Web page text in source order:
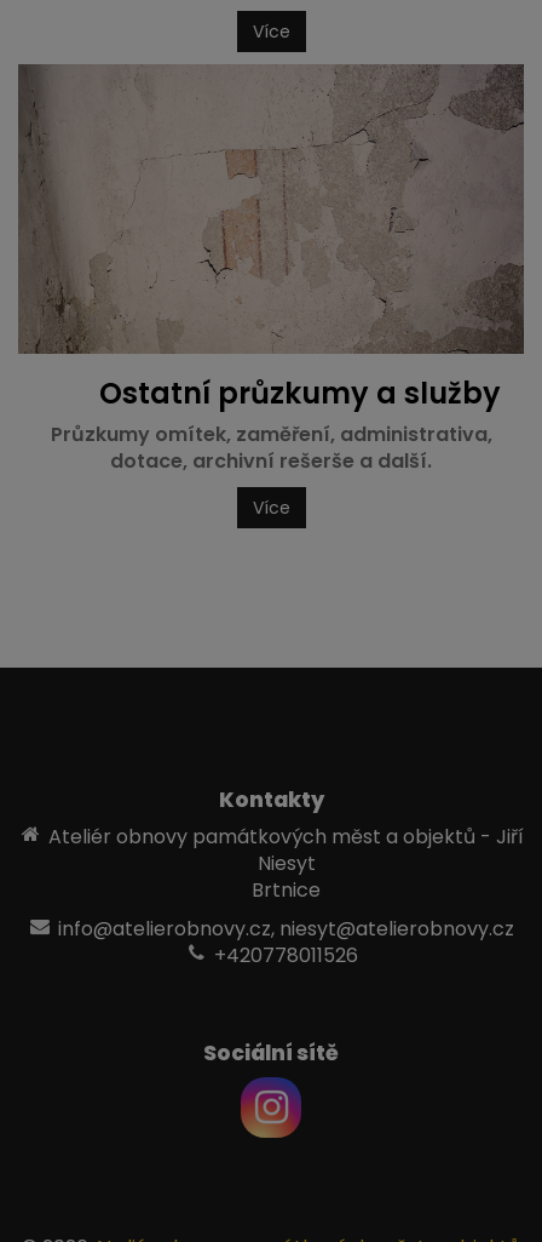
Více
Ostatní průzkumy a služby
Průzkumy omítek, zaměření, administrativa,
dotace, archivní rešerše a další.
Více
Kontakty
Ateliér obnovy památkových měst a objektů - Jiří
Niesyt
Brtnice
info@atelierobnovy.cz, niesyt@atelierobnovy.cz
+420778011526
Sociální sítě